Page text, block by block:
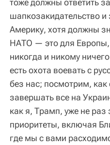
тоже должны ответить
шапкозакидательство и
Америку, хотя должны
НАТО — это для Европы,
никогда и никому
есть охота воевать с
без нас; посмотрим, как
завершать все на
как я, Трамп, уже не раз
приоритеты, включая
где мы с вами